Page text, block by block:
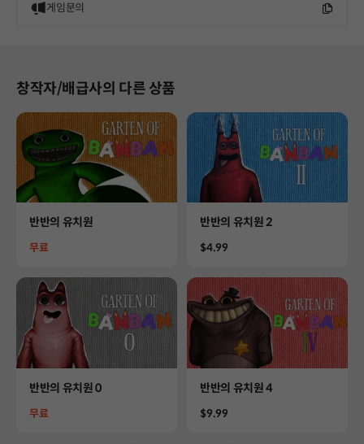
게임문의
창작자/배급사의 다른 상품
Product
반반의 유치원
Price
무료
Product
반반의 유치원 2
Price
$4.99
Product
반반의 유치원 0
Price
무료
Product
반반의 유치원 4
Price
$9.99